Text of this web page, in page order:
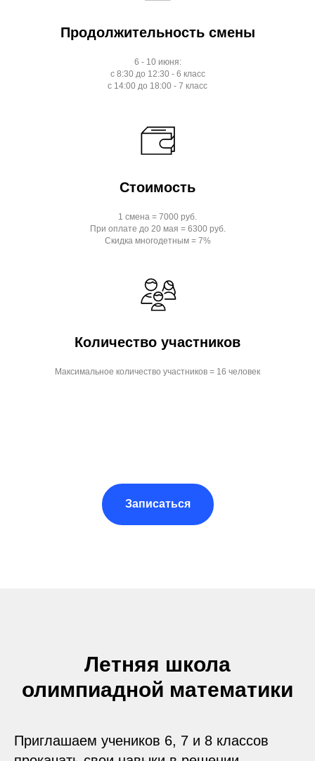
Продолжительность смены
6 - 10 июня:
с 8:30 до 12:30 - 6 класс
с 14:00 до 18:00 - 7 класс
Стоимость
1 смена = 7000 руб.
При оплате до 20 мая = 6300 руб.
Скидка многодетным = 7%
Количество участников
Максимальное количество участников = 16 человек
Записаться
Летняя школа
олимпиадной математики
Приглашаем учеников 6, 7 и 8 классов